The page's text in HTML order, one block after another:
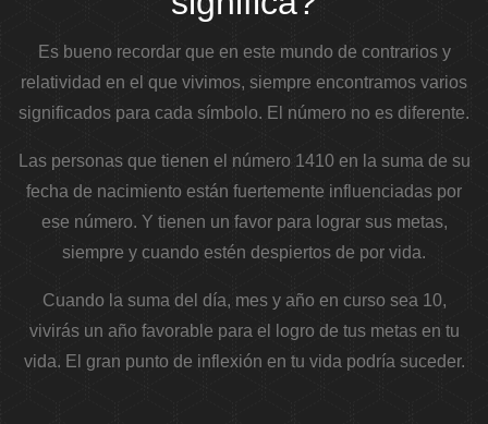
Es bueno recordar que en este mundo de contrarios y
relatividad en el que vivimos, siempre encontramos varios
significados para cada símbolo. El número no es diferente.
Las personas que tienen el número 1410 en la suma de su
fecha de nacimiento están fuertemente influenciadas por
ese número. Y tienen un favor para lograr sus metas,
siempre y cuando estén despiertos de por vida.
Cuando la suma del día, mes y año en curso sea 10,
vivirás un año favorable para el logro de tus metas en tu
vida. El gran punto de inflexión en tu vida podría suceder.